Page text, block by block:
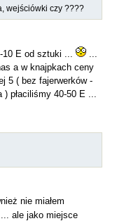
wejściówki czy ????
10 E od sztuki ...
a w knajpkach ceny
5 ( bez fajerwerków -
płaciliśmy 40-50 E ...
nie miałem
... ale jako miejsce